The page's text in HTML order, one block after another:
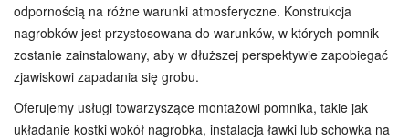
odpornością na różne warunki atmosferyczne. Konstrukcja
nagrobków jest przystosowana do warunków, w których pomnik
zostanie zainstalowany, aby w dłuższej perspektywie zapobiegać
zjawiskowi zapadania się grobu.
Oferujemy usługi towarzyszące montażowi pomnika, takie jak
układanie kostki wokół nagrobka, instalacja ławki lub schowka na